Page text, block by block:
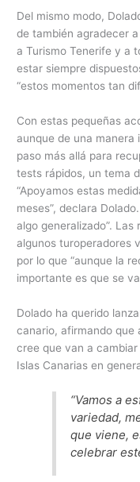
Del mismo modo,
de también agradecer
a Turismo Tenerife y a
estar siempre
“estos momentos tan
Con estas pequeñas
aunque de una manera
paso más allá para
tests rápidos, un tema
“Apoyamos estas
meses”, declara
algo generalizado”.
algunos turoperadores
por lo que “aunque la
importante es que se va
Dolado ha querido
canario, afirmando que
cree que van a
Islas Canarias en
“Vamos a
variedad,
que viene,
celebrar